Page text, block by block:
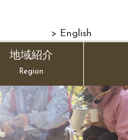
> English
地域紹介
Region